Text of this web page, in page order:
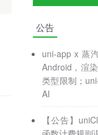
公告
uni-app x 蒸
Android，渲
类型限制；
AI
【公告】